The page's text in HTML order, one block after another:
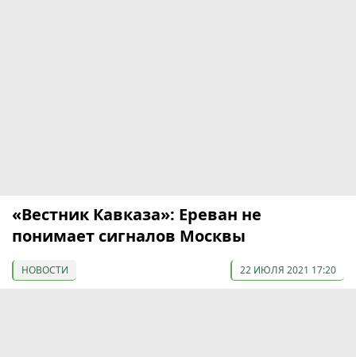
«Вестник Кавказа»: Ереван не
понимает сигналов Москвы
НОВОСТИ 22 ИЮЛЯ 2021 17:20